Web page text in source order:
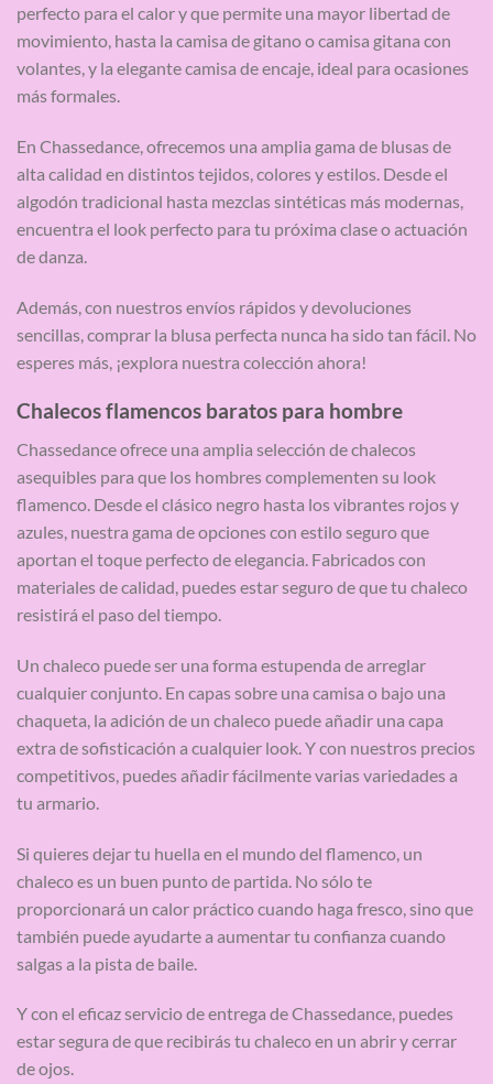
perfecto para el calor y que permite una mayor libertad de
movimiento, hasta la camisa de gitano o camisa gitana con
volantes, y la elegante camisa de encaje, ideal para ocasiones
más formales.
En Chassedance, ofrecemos una amplia gama de blusas de
alta calidad en distintos tejidos, colores y estilos. Desde el
algodón tradicional hasta mezclas sintéticas más modernas,
encuentra el look perfecto para tu próxima clase o actuación
de danza.
Además, con nuestros envíos rápidos y devoluciones
sencillas, comprar la blusa perfecta nunca ha sido tan fácil. No
esperes más, ¡explora nuestra colección ahora!
Chalecos flamencos baratos para hombre
Chassedance ofrece una amplia selección de chalecos
asequibles para que los hombres complementen su look
flamenco. Desde el clásico negro hasta los vibrantes rojos y
azules, nuestra gama de opciones con estilo seguro que
aportan el toque perfecto de elegancia. Fabricados con
materiales de calidad, puedes estar seguro de que tu chaleco
resistirá el paso del tiempo.
Un chaleco puede ser una forma estupenda de arreglar
cualquier conjunto. En capas sobre una camisa o bajo una
chaqueta, la adición de un chaleco puede añadir una capa
extra de sofisticación a cualquier look. Y con nuestros precios
competitivos, puedes añadir fácilmente varias variedades a
tu armario.
Si quieres dejar tu huella en el mundo del flamenco, un
chaleco es un buen punto de partida. No sólo te
proporcionará un calor práctico cuando haga fresco, sino que
también puede ayudarte a aumentar tu confianza cuando
salgas a la pista de baile.
Y con el eficaz servicio de entrega de Chassedance, puedes
estar segura de que recibirás tu chaleco en un abrir y cerrar
de ojos.